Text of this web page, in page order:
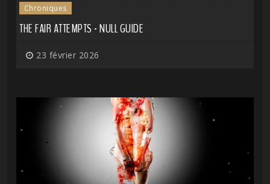
Chroniques
THE FAIR ATTEMPTS - NULL GUIDE
23 février 2026